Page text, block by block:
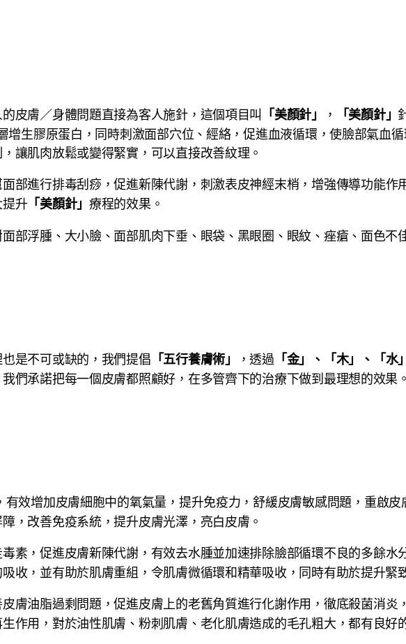
皮膚／身體問題直接為客人施針，這個項目叫 「美顏針」 ， 「美顏針」
增生膠原蛋白，同時刺激面部穴位、經絡，促進血液循環，使臉部氣血
讓肌肉放鬆或變得緊實，可以直接改善紋理。
部進行排毒刮痧，促進新陳代謝，刺激表皮神經末梢，增強傳導功能
升「美顏針」 療程的效果。
部浮腫、大小臉、面部肌肉下垂、眼袋、黑眼圈、眼紋、痤瘡、面色不
是不可或缺的，我們提倡 「五行養膚術」 ，透過「金」、「木」、「水
們承諾把每一個皮膚都照顧好，在多管齊下的治療下做到最理想的效果。
效增加皮膚細胞中的氧氣量，提升免疫力，舒緩皮膚敏感問題，重啟
，改善免疫系統，提升皮膚光澤，亮白皮膚。
素，促進皮膚新陳代謝，有效去水腫並加速排除臉部循環不良的多餘
收，並有助於肌膚重組，令肌膚微循環和精華吸收，同時有助於提升緊
膚油脂過剩問題，促進皮膚上的老舊角質進行化謝作用，徹底殺菌消
作用，對於油性肌膚、粉刺肌膚、老化肌膚造成的毛孔粗大，都有良好